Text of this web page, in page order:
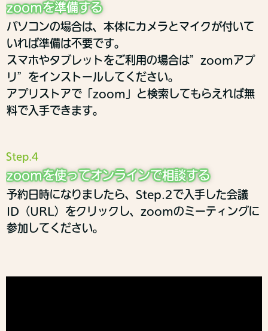
zoomを準備する
パソコンの場合は、本体にカメラとマイクが付いて
いれば準備は不要です。
スマホやタブレットをご利用の場合は”zoomアプ
リ”をインストールしてください。
アプリストアで「zoom」と検索してもらえれば無
料で入手できます。
Step.4
zoomを使ってオンラインで相談する
予約日時になりましたら、Step.2で入手した会議
ID（URL）をクリックし、zoomのミーティングに
参加してください。